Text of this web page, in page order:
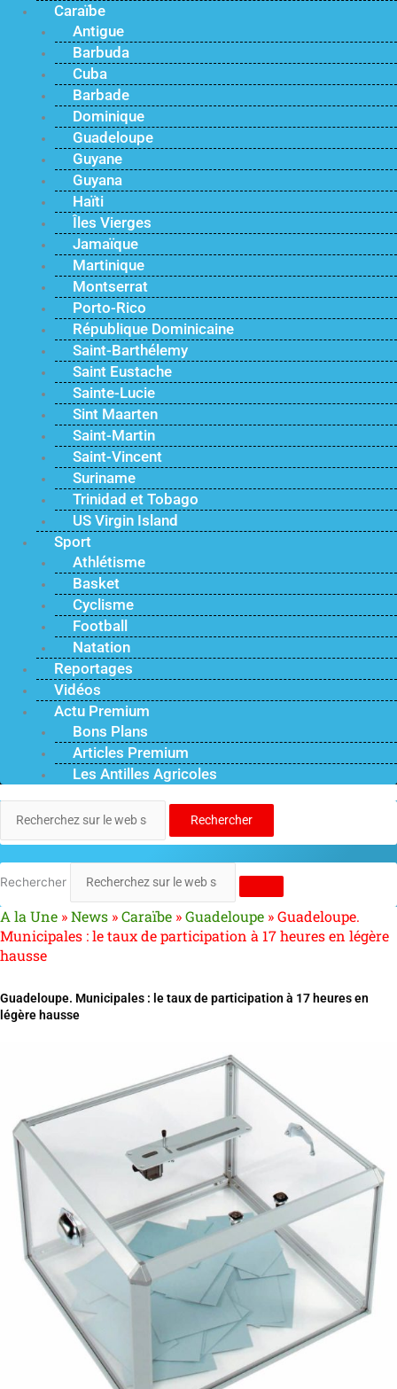
Caraïbe
Antigue
Barbuda
Cuba
Barbade
Dominique
Guadeloupe
Guyane
Guyana
Haïti
Îles Vierges
Jamaïque
Martinique
Montserrat
Porto-Rico
République Dominicaine
Saint-Barthélemy
Saint Eustache
Sainte-Lucie
Sint Maarten
Saint-Martin
Saint-Vincent
Suriname
Trinidad et Tobago
US Virgin Island
Sport
Athlétisme
Basket
Cyclisme
Football
Natation
Reportages
Vidéos
Actu Premium
Bons Plans
Articles Premium
Les Antilles Agricoles
Rechercher
Rechercher
A la Une »News »Caraïbe »Guadeloupe »Guadeloupe.
Municipales : le taux de participation à 17 heures en légère
hausse
Guadeloupe. Municipales : le taux de participation à 17 heures en
légère hausse